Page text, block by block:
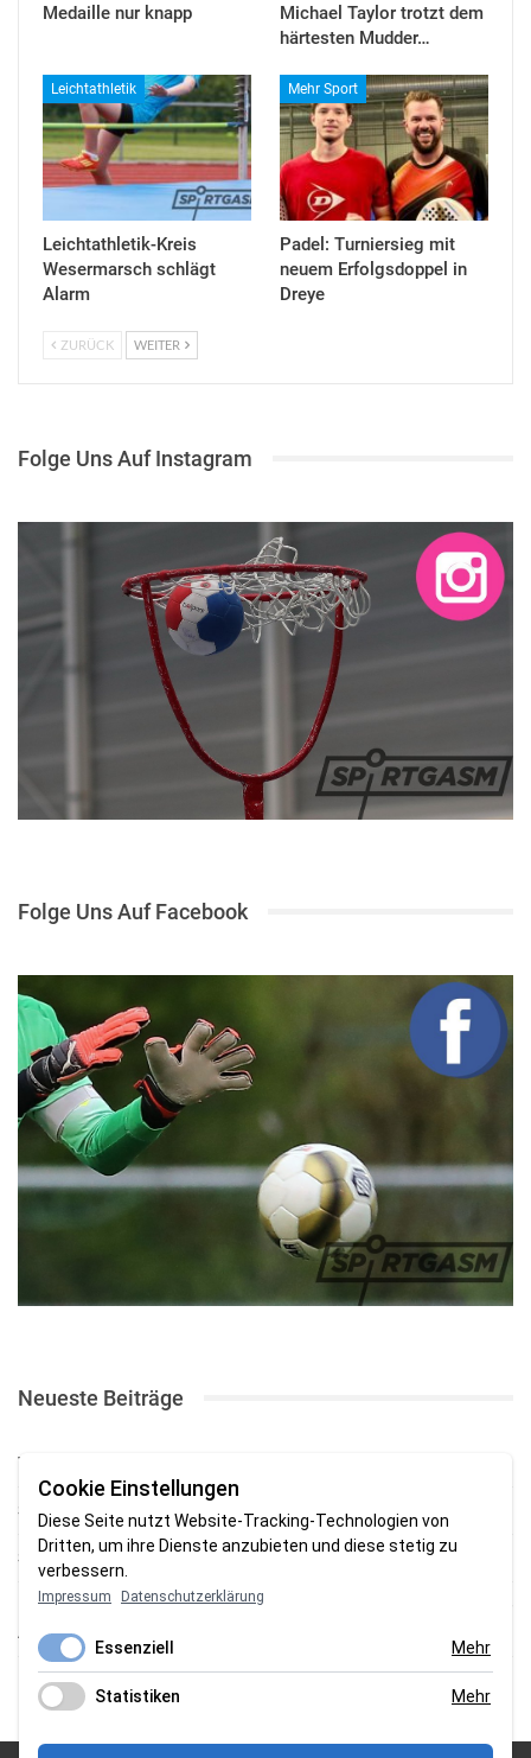
Medaille nur knapp
Michael Taylor trotzt dem
härtesten Mudder…
Leichtathletik
Leichtathletik-Kreis
Wesermarsch schlägt
Alarm
Mehr Sport
Padel: Turniersieg mit
neuem Erfolgsdoppel in
Dreye
ZURÜCK WEITER
Folge Uns Auf Instagram
Folge Uns Auf Facebook
Neueste Beiträge
TSV gewinnt Testspiel bei Braker Reserve
SV Brake gewinnt erstes Heimspiel mit 2:0
SV Brake feiert 5:2-Auftaktsieg beim Delmenhorster TB
Fehlstart in Oldenburg: 1. FC Nordenham verliert zum Bezirksliga-
Auftakt
Fußball in der Wesermarsch: Die Bilder vom Wochenende
Cookie Einstellungen
Diese Seite nutzt Website-Tracking-Technologien von
Dritten, um ihre Dienste anzubieten und diese stetig zu
verbessern.
Impressum Datenschutzerklärung
Essenziell Mehr
Statistiken Mehr